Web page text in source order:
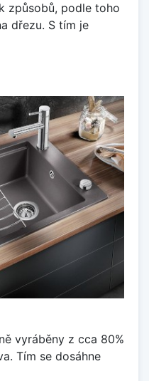
způsobů, podle toho
dřezu. S tím je
vyráběny z cca 80%
Tím se dosáhne